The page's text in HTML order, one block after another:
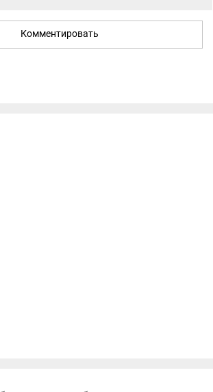
Комментировать